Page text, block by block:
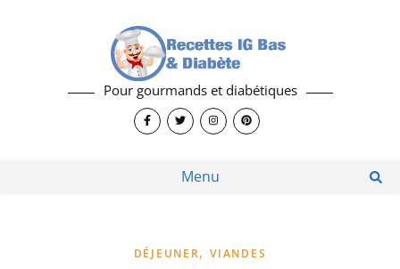
Pour gourmands et diabétiques
Menu
DÉJEUNER,VIANDES